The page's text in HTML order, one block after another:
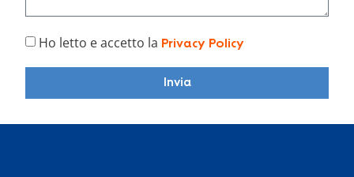
Ho letto e accetto la Privacy Policy
Invia